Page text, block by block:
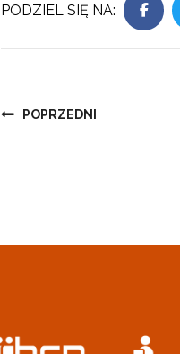
PODZIEL SIĘ NA:
Nawigacja
POPRZEDNI